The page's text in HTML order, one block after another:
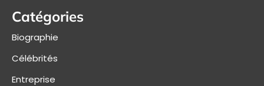
Catégories
Biographie
Célébrités
Entreprise